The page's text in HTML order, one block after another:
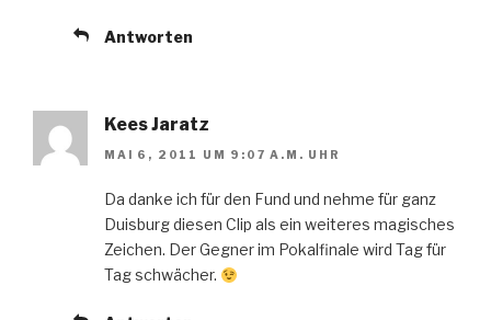
Antworten
Kees Jaratz
MAI 6, 2011 UM 9:07 A.M. UHR
Da danke ich für den Fund und nehme für ganz
Duisburg diesen Clip als ein weiteres magisches
Zeichen. Der Gegner im Pokalfinale wird Tag für
Tag schwächer.